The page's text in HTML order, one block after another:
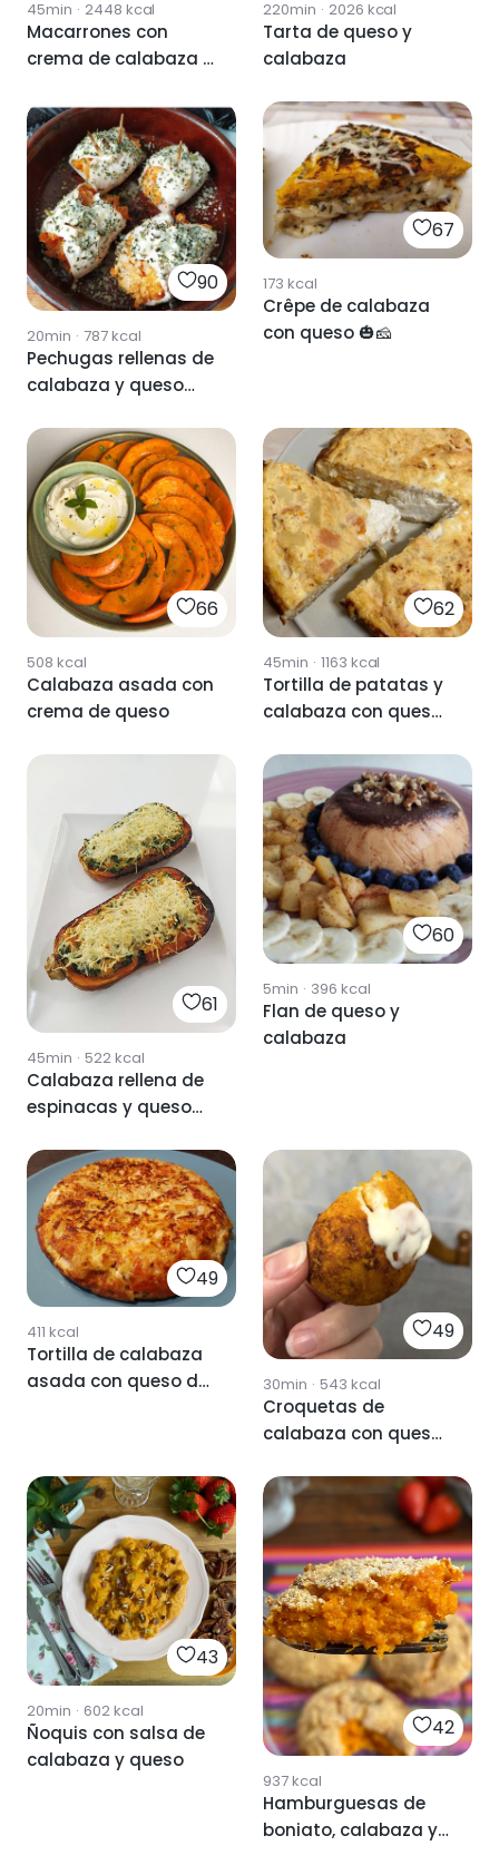
45min · 2448 kcal
Macarrones con
crema de calabaza y
220min · 2026 kcal
Tarta de queso y
calabaza
90
20min · 787kcal
Pechugas rellenas de
calabaza y queso
67
173 kcal
Crêpe de calabaza
con queso 🎃🧀
66
508 kcal
Calabaza asada con
crema de queso
62
45min · 1163 kcal
Tortilla de patatas y
calabaza con queso
61
45min · 522kcal
Calabaza rellena de
espinacas y queso
60
5min · 396 kcal
Flan de queso y
calabaza
49
411 kcal
Tortilla de calabaza
asada con queso de
49
30min · 543 kcal
Croquetas de
calabaza con queso
43
20min · 602kcal
Ñoquis con salsa de
calabaza y queso
42
937kcal
Hamburguesas de
boniato, calabaza y